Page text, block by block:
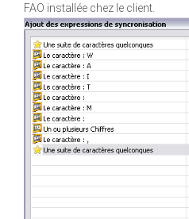
FAO installée chez le client.